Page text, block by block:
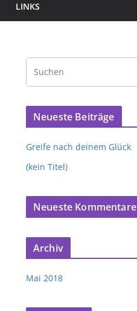
LINKS
Neueste Beiträge
Greife nach deinem Glück
(kein Titel)
Neueste Kommentare
Archiv
Mai 2018